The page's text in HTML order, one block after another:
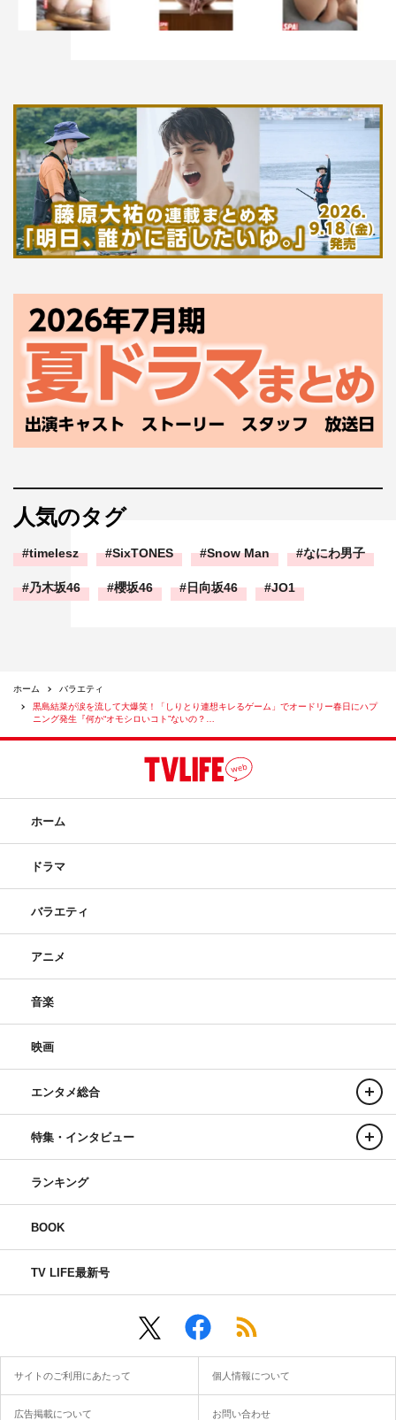
人気のタグ
timelesz SixTONES Snow Man なにわ男子
乃木坂46 櫻坂46 日向坂46 JO1
ホーム
バラエティ
黒島結菜が涙を流して大爆笑！「しりとり連想キレるゲーム」でオードリー春日にハプ
ニング発生『何か“オモシロいコト”ないの？…
ホーム
ドラマ
バラエティ
アニメ
音楽
映画
エンタメ総合
特集・インタビュー
ランキング
BOOK
TV LIFE最新号
サイトのご利用にあたって 個人情報について
広告掲載について お問い合わせ